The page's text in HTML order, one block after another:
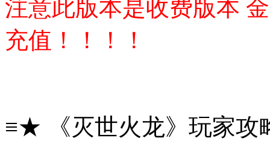
注意此版本是收费版本
充值！！！！
≡★ 《灭世火龙》玩家